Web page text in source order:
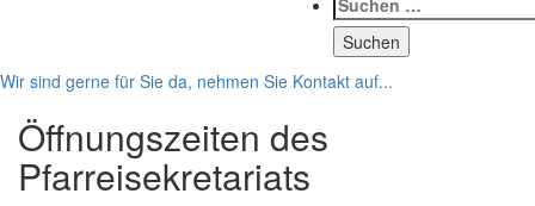
nach:
Wir sind gerne für Sie da, nehmen Sie Kontakt auf...
Öffnungszeiten des
Pfarreisekretariats